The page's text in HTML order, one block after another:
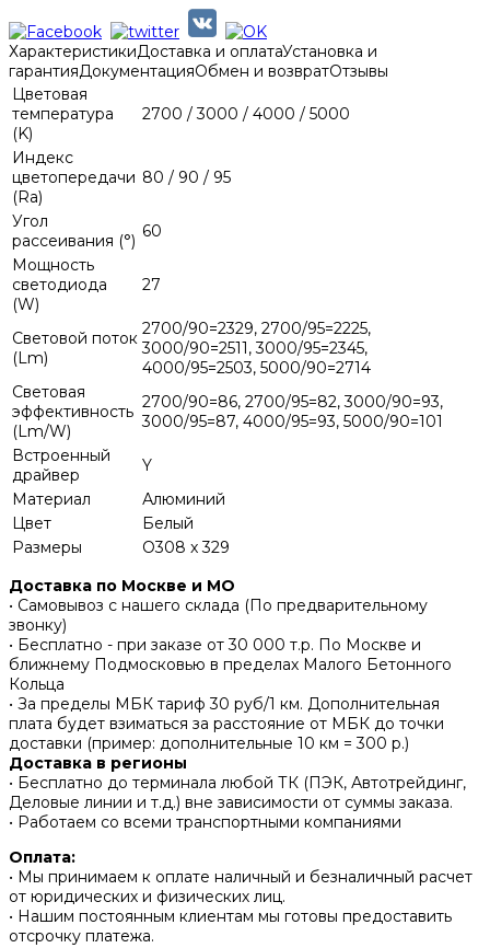
ХарактеристикиДоставка и оплатаУстановка и
гарантияДокументацияОбмен и возвратОтзывы
Цветовая
температура
(K)
2700 / 3000 / 4000 / 5000
Индекс
цветопередачи
(Ra)
80 / 90 / 95
Угол
рассеивания (°) 60
Мощность
светодиода
(W)
27
Световой поток
(Lm)
2700/90=2329, 2700/95=2225,
3000/90=2511, 3000/95=2345,
4000/95=2503, 5000/90=2714
Световая
эффективность
(Lm/W)
2700/90=86, 2700/95=82, 3000/90=93,
3000/95=87, 4000/95=93, 5000/90=101
Встроенный
драйвер
Y
Материал
Алюминий
Цвет
Белый
Размеры
O308 x 329
Доставка по Москве и МО
• Самовывоз с нашего склада (По предварительному
звонку)
• Бесплатно - при заказе от 30 000 т.р. По Москве и
ближнему Подмосковью в пределах Малого Бетонного
Кольца
• За пределы МБК тариф 30 руб/1 км. Дополнительная
плата будет взиматься за расстояние от МБК до точки
доставки (пример: дополнительные 10 км = 300 р.)
Доставка в регионы
• Бесплатно до терминала любой ТК (ПЭК, Автотрейдинг,
Деловые линии и т.д.) вне зависимости от суммы заказа.
• Работаем со всеми транспортными компаниями
Оплата:
• Мы принимаем к оплате наличный и безналичный расчет
от юридических и физических лиц.
• Нашим постоянным клиентам мы готовы предоставить
отсрочку платежа.